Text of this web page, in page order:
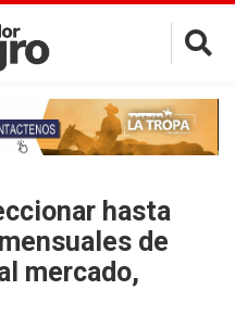
×
hasta
de
mercado,